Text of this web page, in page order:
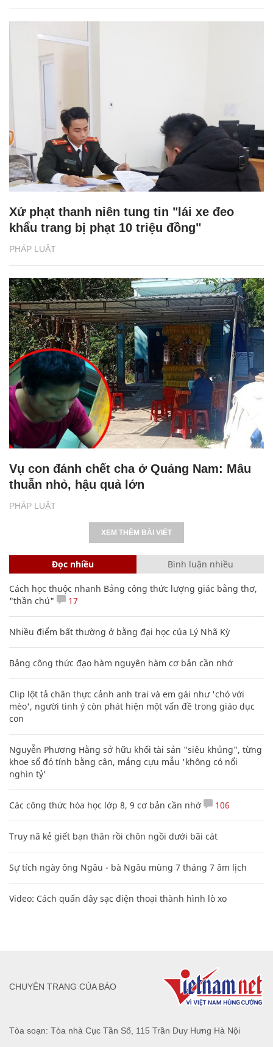
PHÁP LUẬT
Xử phạt thanh niên tung tin "lái xe đeo
khẩu trang bị phạt 10 triệu đồng"
PHÁP LUẬT
Vụ con đánh chết cha ở Quảng Nam: Mâu
thuẫn nhỏ, hậu quả lớn
XEM THÊM BÀI VIẾT
Đọc nhiều Bình luận nhiều
Cách học thuộc nhanh Bảng công thức lượng giác bằng thơ,
"thần chú"
17
Nhiều điểm bất thường ở bằng đại học của Lý Nhã Kỳ
Bảng công thức đạo hàm nguyên hàm cơ bản cần nhớ
Clip lột tả chân thực cảnh anh trai và em gái như 'chó với
mèo', người tinh ý còn phát hiện một vấn đề trong giáo dục
con
Nguyễn Phương Hằng sở hữu khối tài sản "siêu khủng", từng
khoe sổ đỏ tính bằng cân, mắng cựu mẫu 'không có nổi
nghìn tỷ'
Các công thức hóa học lớp 8, 9 cơ bản cần nhớ 106
Truy nã kẻ giết bạn thân rồi chôn ngồi dưới bãi cát
Sự tích ngày ông Ngâu - bà Ngâu mùng 7 tháng 7 âm lịch
Video: Cách quấn dây sạc điện thoại thành hình lò xo
Tòa soạn: Tòa nhà Cục Tần Số, 115 Trần Duy Hưng Hà Nội
CHUYÊN TRANG CỦA BÁO